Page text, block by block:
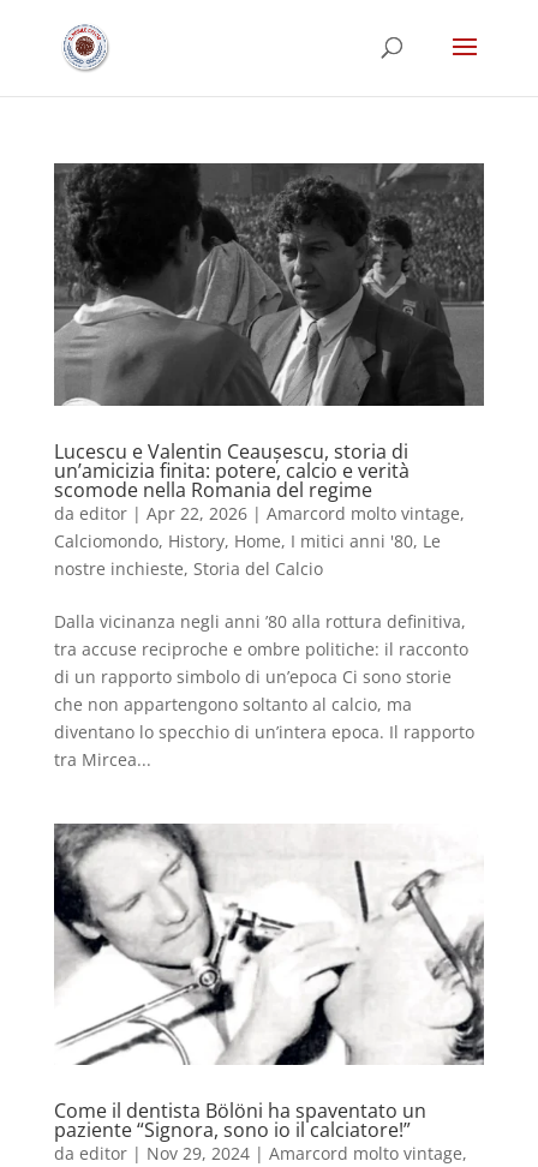
Lucescu e Valentin Ceaușescu, storia di
un’amicizia finita: potere, calcio e verità
scomode nella Romania del regime
da editor| Apr 22, 2026| Amarcord molto vintage,
Calciomondo, History, Home, I mitici anni '80, Le
nostre inchieste, Storia del Calcio
Dalla vicinanza negli anni ’80 alla rottura definitiva,
tra accuse reciproche e ombre politiche: il racconto
di un rapporto simbolo di un’epoca Ci sono storie
che non appartengono soltanto al calcio, ma
diventano lo specchio di un’intera epoca. Il rapporto
tra Mircea...
Come il dentista Bölöni ha spaventato un
paziente “Signora, sono io il calciatore!”
da editor| Nov 29, 2024| Amarcord molto vintage,